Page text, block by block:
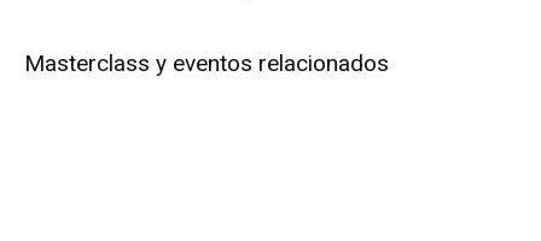
Masterclass y eventos relacionados